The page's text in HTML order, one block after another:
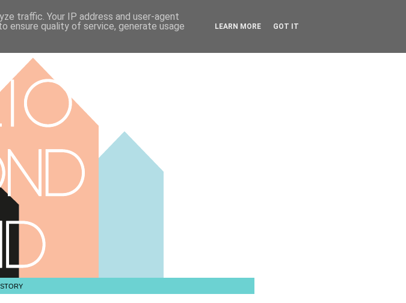
traffic. Your IP address and user-agent
ensure quality of service, generate usage
LEARN MORE GOT IT